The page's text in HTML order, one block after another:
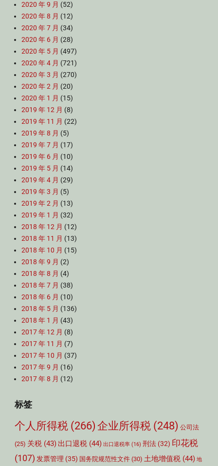
2020 年 9 月 (52)
2020 年 8 月 (12)
2020 年 7 月 (34)
2020 年 6 月 (28)
2020 年 5 月 (497)
2020 年 4 月 (721)
2020 年 3 月 (270)
2020 年 2 月 (20)
2020 年 1 月 (15)
2019 年 12 月 (8)
2019 年 11 月 (22)
2019 年 8 月 (5)
2019 年 7 月 (17)
2019 年 6 月 (10)
2019 年 5 月 (14)
2019 年 4 月 (29)
2019 年 3 月 (5)
2019 年 2 月 (13)
2019 年 1 月 (32)
2018 年 12 月 (12)
2018 年 11 月 (13)
2018 年 10 月 (15)
2018 年 9 月 (2)
2018 年 8 月 (4)
2018 年 7 月 (38)
2018 年 6 月 (10)
2018 年 5 月 (136)
2018 年 1 月 (43)
2017 年 12 月 (8)
2017 年 11 月 (7)
2017 年 10 月 (37)
2017 年 9 月 (16)
2017 年 8 月 (12)
标签
个人所得税 (266) 企业所得税 (248) 公司法
(25) 关税 (43) 出口退税 (44) 出口退税率 (16) 刑法 (32) 印花税
(107) 发票管理 (35) 国务院规范性文件 (30) 土地增值税 (44) 地